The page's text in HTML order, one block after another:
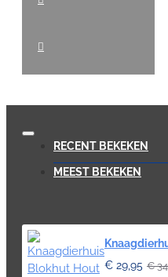
RECENT BEKEKEN
MEEST BEKEKEN
€ 29,95 €